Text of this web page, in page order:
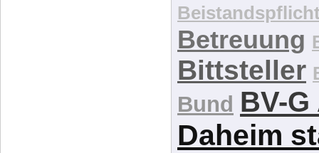
Betreuung
Bittsteller
Bund BV-
Daheim